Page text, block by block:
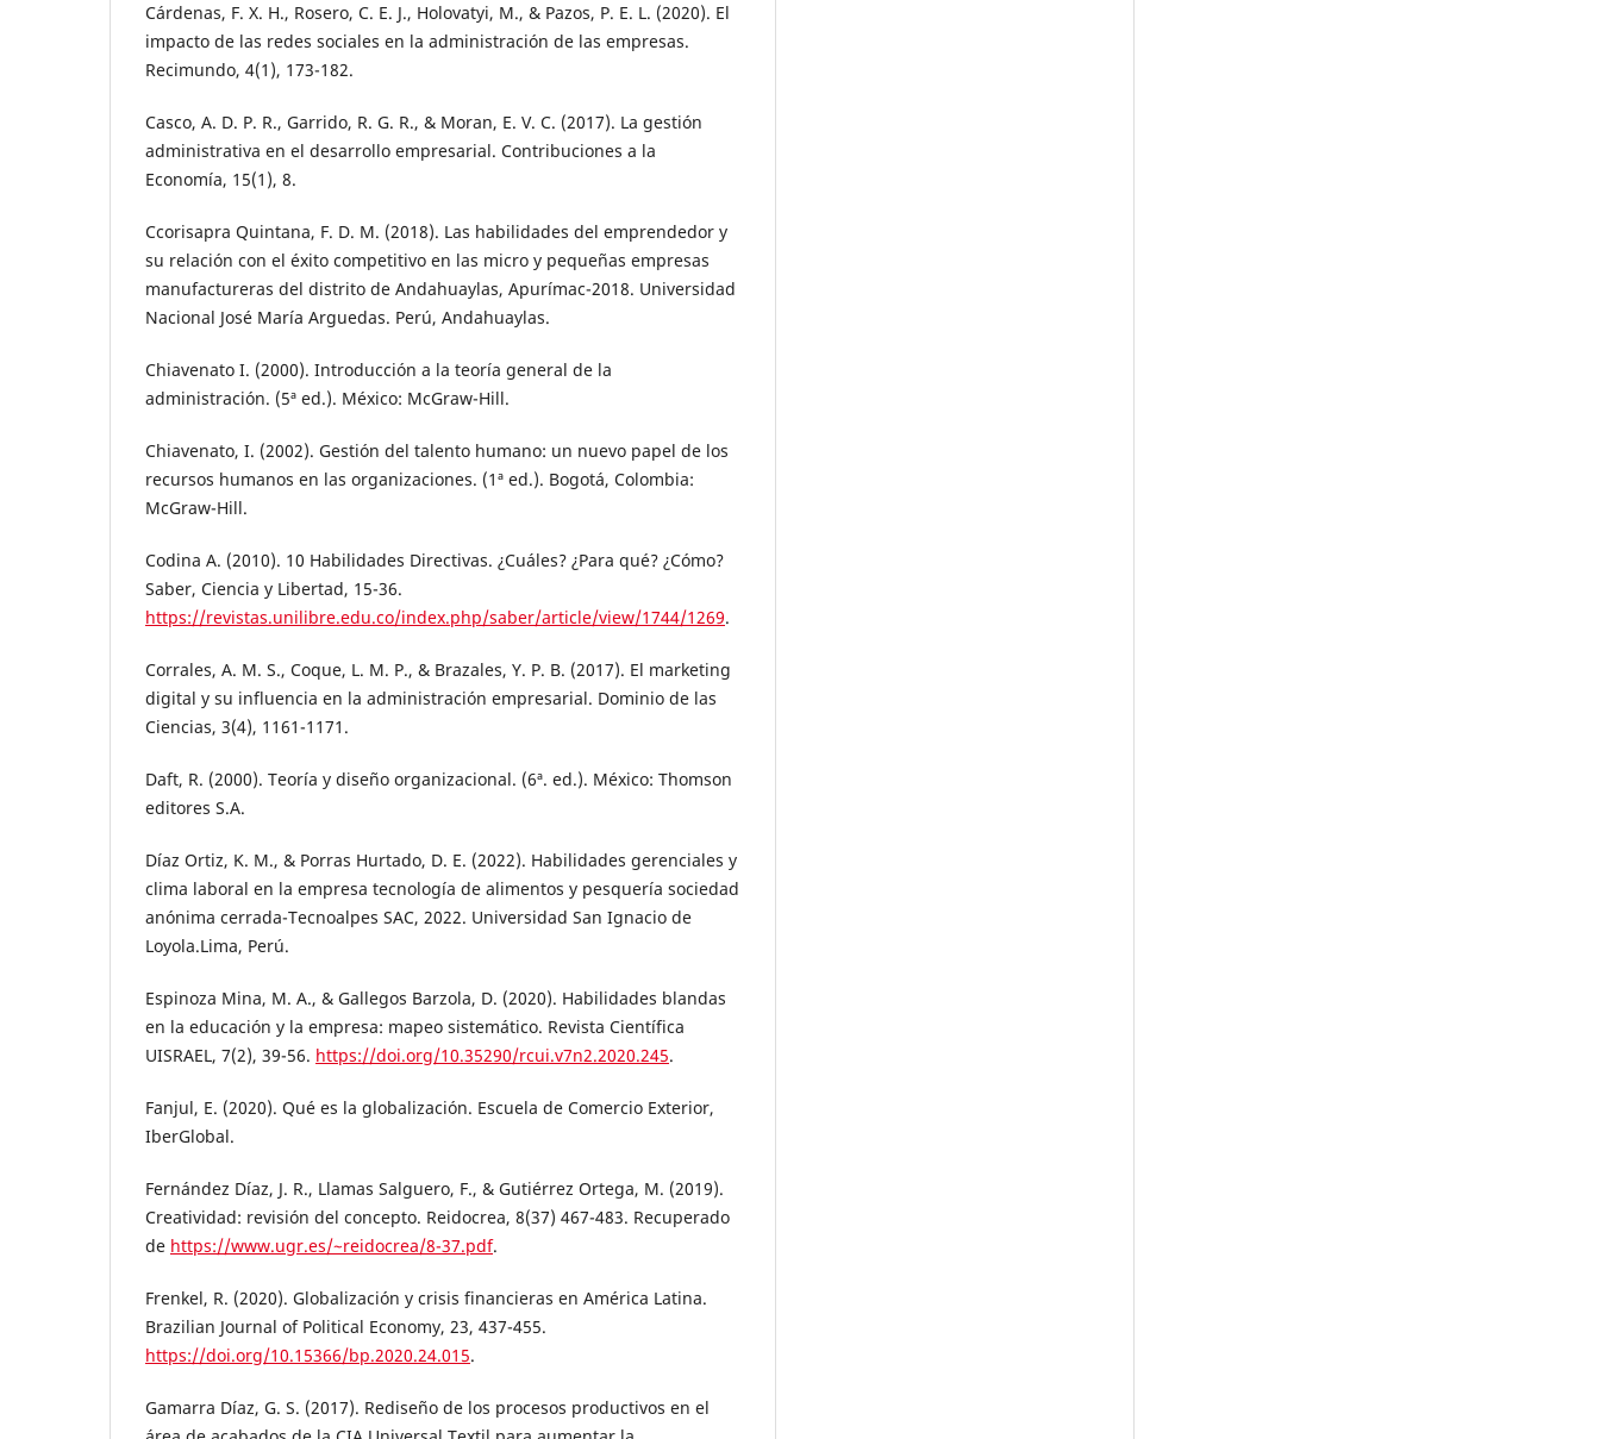
Cárdenas, F. X. H., Rosero, C. E. J., Holovatyi, M., & Pazos, P. E. L. (2020). El
impacto de las redes sociales en la administración de las empresas.
Recimundo, 4(1), 173-182.
Casco, A. D. P. R., Garrido, R. G. R., & Moran, E. V. C. (2017). La gestión
administrativa en el desarrollo empresarial. Contribuciones a la
Economía, 15(1), 8.
Ccorisapra Quintana, F. D. M. (2018). Las habilidades del emprendedor y
su relación con el éxito competitivo en las micro y pequeñas empresas
manufactureras del distrito de Andahuaylas, Apurímac-2018. Universidad
Nacional José María Arguedas. Perú, Andahuaylas.
Chiavenato I. (2000). Introducción a la teoría general de la
administración. (5ª ed.). México: McGraw-Hill.
Chiavenato, I. (2002). Gestión del talento humano: un nuevo papel de los
recursos humanos en las organizaciones. (1ª ed.). Bogotá, Colombia:
McGraw-Hill.
Codina A. (2010). 10 Habilidades Directivas. ¿Cuáles? ¿Para qué? ¿Cómo?
Saber, Ciencia y Libertad, 15-36.
https://revistas.unilibre.edu.co/index.php/saber/article/view/1744/1269.
Corrales, A. M. S., Coque, L. M. P., & Brazales, Y. P. B. (2017). El marketing
digital y su influencia en la administración empresarial. Dominio de las
Ciencias, 3(4), 1161-1171.
Daft, R. (2000). Teoría y diseño organizacional. (6ª. ed.). México: Thomson
editores S.A.
Díaz Ortiz, K. M., & Porras Hurtado, D. E. (2022). Habilidades gerenciales y
clima laboral en la empresa tecnología de alimentos y pesquería sociedad
anónima cerrada-Tecnoalpes SAC, 2022. Universidad San Ignacio de
Loyola.Lima, Perú.
Espinoza Mina, M. A., & Gallegos Barzola, D. (2020). Habilidades blandas
en la educación y la empresa: mapeo sistemático. Revista Científica
UISRAEL, 7(2), 39-56. https://doi.org/10.35290/rcui.v7n2.2020.245.
Fanjul, E. (2020). Qué es la globalización. Escuela de Comercio Exterior,
IberGlobal.
Fernández Díaz, J. R., Llamas Salguero, F., & Gutiérrez Ortega, M. (2019).
Creatividad: revisión del concepto. Reidocrea, 8(37) 467-483. Recuperado
de https://www.ugr.es/~reidocrea/8-37.pdf.
Frenkel, R. (2020). Globalización y crisis financieras en América Latina.
Brazilian Journal of Political Economy, 23, 437-455.
https://doi.org/10.15366/bp.2020.24.015.
Gamarra Díaz, G. S. (2017). Rediseño de los procesos productivos en el